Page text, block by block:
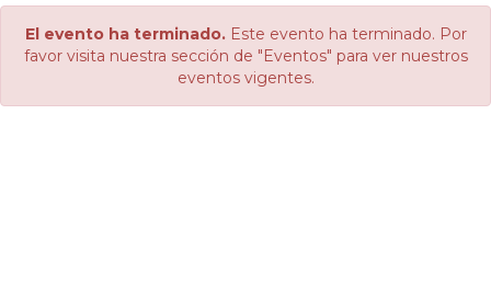
El evento ha terminado.Este evento ha terminado. Por
favor visita nuestra sección de "Eventos" para ver nuestros
eventos vigentes.